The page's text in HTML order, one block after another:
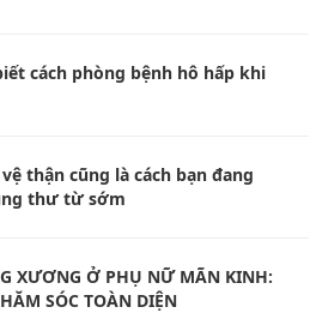
cách phòng bệnh hô hấp khi
thận cũng là cách bạn đang
thư từ sớm
XƯƠNG Ở PHỤ NỮ MÃN KINH:
SÓC TOÀN DIỆN